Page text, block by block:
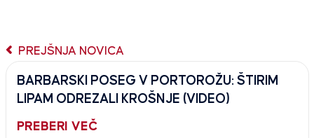
PREJŠNJA NOVICA
BARBARSKI POSEG V PORTOROŽU: ŠTIRIM
LIPAM ODREZALI KROŠNJE (VIDEO)
PREBERI VEČ